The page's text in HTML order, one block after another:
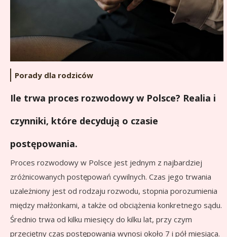
Porady dla rodziców
Ile trwa proces rozwodowy w Polsce? Realia i
czynniki, które decydują o czasie
postępowania.
Proces rozwodowy w Polsce jest jednym z najbardziej
zróżnicowanych postępowań cywilnych. Czas jego trwania
uzależniony jest od rodzaju rozwodu, stopnia porozumienia
między małżonkami, a także od obciążenia konkretnego sądu.
Średnio trwa od kilku miesięcy do kilku lat, przy czym
przeciętny czas postępowania wynosi około 7 i pół miesiąca.